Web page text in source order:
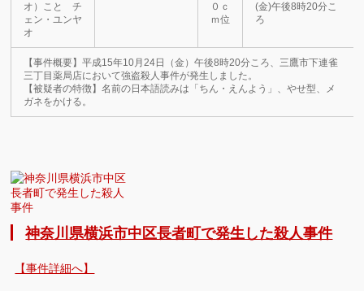
オ）こと チ
ェン・ユンヤ
オ
０ｃ
ｍ位
(金)午後8時20分こ
ろ
【事件概要】平成15年10月24日（金）午後8時20分ころ、三鷹市下連雀
三丁目薬局店において強盗殺人事件が発生しました。
【被疑者の特徴】名前の日本語読みは「ちん・えんよう」、やせ型、メ
ガネをかける。
神奈川県横浜市中区長者町で発生した殺人事件
【事件詳細へ】